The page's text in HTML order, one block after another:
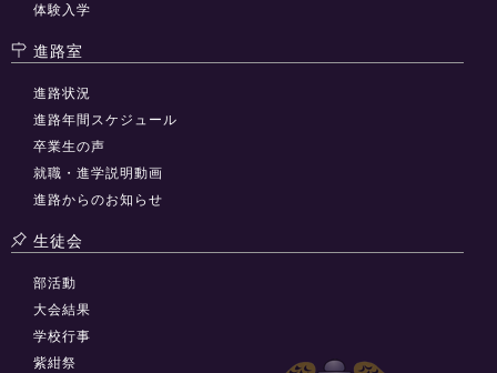
体験入学
進路室
進路状況
進路年間スケジュール
卒業生の声
就職・進学説明動画
進路からのお知らせ
生徒会
部活動
大会結果
学校行事
紫紺祭